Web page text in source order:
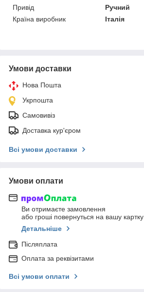
Привід
Ручний
Країна виробник
Італія
Умови доставки
Нова Пошта
Укрпошта
Самовивіз
Доставка кур'єром
Всі умови доставки
Умови оплати
Ви отримаєте замовлення
або гроші повернуться на вашу картку
Детальніше
Післяплата
Оплата за реквізитами
Всі умови оплати